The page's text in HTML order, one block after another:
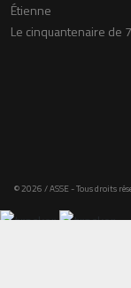
Étienne
Le cinquantenaire de
© 2026 / ASSE - Tous droits